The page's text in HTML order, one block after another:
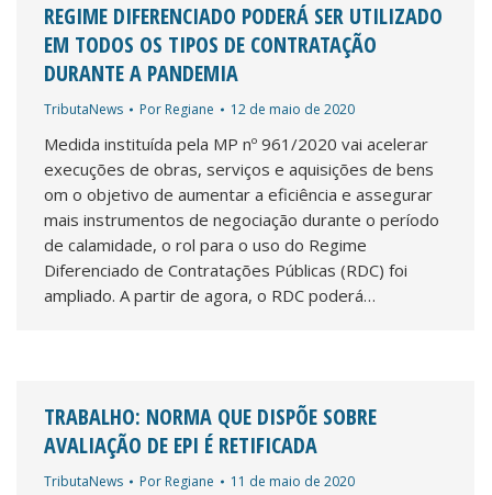
REGIME DIFERENCIADO PODERÁ SER UTILIZADO
EM TODOS OS TIPOS DE CONTRATAÇÃO
DURANTE A PANDEMIA
TributaNews Por Regiane 12 de maio de 2020
Medida instituída pela MP nº 961/2020 vai acelerar
execuções de obras, serviços e aquisições de bens
om o objetivo de aumentar a eficiência e assegurar
mais instrumentos de negociação durante o período
de calamidade, o rol para o uso do Regime
Diferenciado de Contratações Públicas (RDC) foi
ampliado. A partir de agora, o RDC poderá…
TRABALHO: NORMA QUE DISPÕE SOBRE
AVALIAÇÃO DE EPI É RETIFICADA
TributaNews Por Regiane 11 de maio de 2020